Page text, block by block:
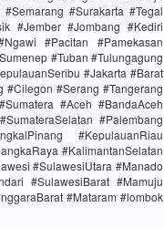
#Surakarta #Tegal
#Jember #Jombang #Kediri
#Pacitan #Pamekasan
#Tuban #Tulungagung
#Jakarta #Barat
#Cilegon #Serang #Tangerang
#Aceh #BandaAceh
#Palembang
#KepulauanRiau
#KalimantanSelatan
#SulawesiUtara #Manado
#SulawesiBarat #Mamuju
#Mataram #lombok